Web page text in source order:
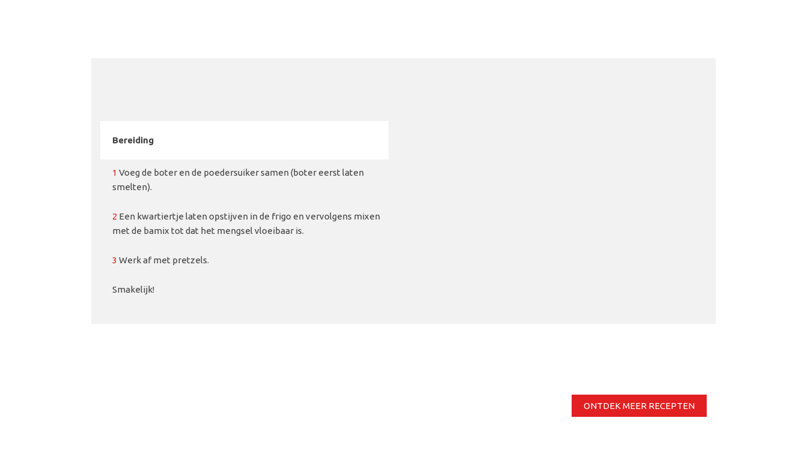
Bereiding
1 Voeg de boter en de poedersuiker samen (boter eerst laten
smelten).
2 Een kwartiertje laten opstijven in de frigo en vervolgens mixen
met de bamix tot dat het mengsel vloeibaar is.
3 Werk af met pretzels.
Smakelijk!
ONTDEK MEER RECEPTEN